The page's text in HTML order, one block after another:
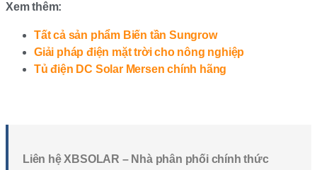
Xem thêm:
Tất cả sản phẩm Biến tần Sungrow
Giải pháp điện mặt trời cho nông nghiệp
Tủ điện DC Solar Mersen chính hãng
Liên hệ XBSOLAR – Nhà phân phối chính thức